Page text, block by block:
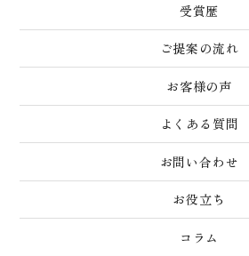
受賞歴
ご提案の流れ
お客様の声
よくある質問
お問い合わせ
お役立ち
コラム